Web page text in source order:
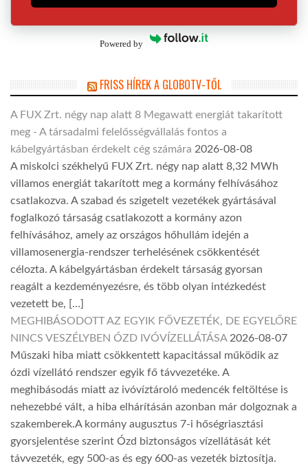
Powered by
FRISS HÍREK A GLOBOTV-TŐL
A FUX Zrt. négy nap alatt 8 Megawatt energiát takarított
meg - A társadalmi felelősségvállalás fontos a
kábelgyártásban érdekelt cég számára 2026-08-08
A miskolci székhelyű FUX Zrt. négy nap alatt 8,32 MWh
villamos energiát takarított meg a kormány felhívásához
csatlakozva. A szabad és szigetelt vezetékek gyártásával
foglalkozó társaság csatlakozott a kormány azon
felhívásához, amely az országos hőhullám idején a
villamosenergia-rendszer terhelésének csökkentését
célozta. A kábelgyártásban érdekelt társaság gyorsan
reagált a kezdeményezésre, és több olyan intézkedést
vezetett be, […]
MEGHIBÁSODOTT AZ EGYIK FŐVEZETÉK, DE EGYELŐRE
NINCS VESZÉLYBEN ÓZD IVÓVÍZELLÁTÁSA 2026-08-07
Műszaki hiba miatt csökkentett kapacitással működik az
ózdi vízellátó rendszer egyik fő távvezetéke. A
meghibásodás miatt az ivóvíztároló medencék feltöltése is
nehezebbé vált, a hiba elhárításán azonban már dolgoznak a
szakemberek.A kormány augusztus 7-i hőségriasztási
gyorsjelentése szerint Ózd biztonságos vízellátását két
távvezeték, egy 500-as és egy 600-as vezeték biztosítja.